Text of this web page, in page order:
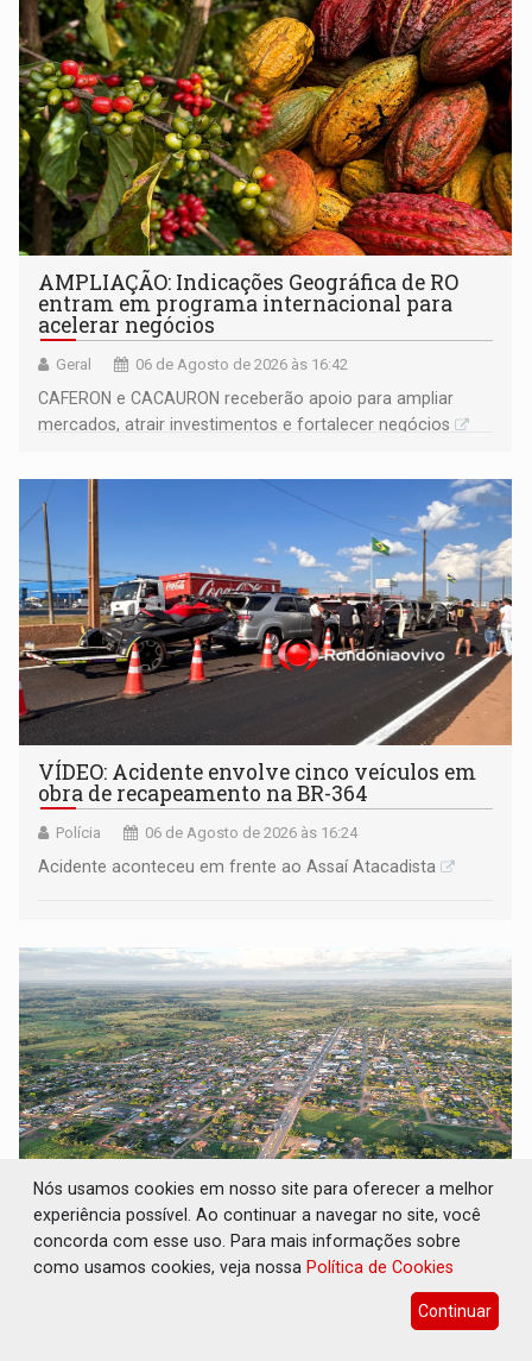
AMPLIAÇÃO: Indicações Geográfica de RO
entram em programa internacional para
acelerar negócios
Geral 06 de Agosto de 2026 às 16:42
CAFERON e CACAURON receberão apoio para ampliar
mercados, atrair investimentos e fortalecer negócios
VÍDEO: Acidente envolve cinco veículos em
obra de recapeamento na BR-364
Polícia 06 de Agosto de 2026 às 16:24
Acidente aconteceu em frente ao Assaí Atacadista
EDUCAÇÃO: Corumbiara lidera Ideb 2025
entre redes municipais de Rondônia
Município alcançou nota 7,0 nos anos iniciais do ensino
Nós usamos cookies em nosso site para oferecer a melhor
experiência possível. Ao continuar a navegar no site, você
concorda com esse uso. Para mais informações sobre
como usamos cookies, veja nossa Política de Cookies
Continuar